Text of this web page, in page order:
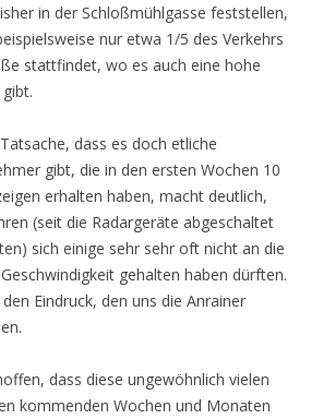
in der Schloßmühlgasse feststellen,
nur etwa 1/5 des Verkehrs
stattfindet, wo es auch eine hohe
dass es doch etliche
gibt, die in den ersten Wochen 10
erhalten haben, macht deutlich,
(seit die Radargeräte abgeschaltet
sich einige sehr sehr oft nicht an die
gehalten haben dürften.
Eindruck, den uns die Anrainer
dass diese ungewöhnlich vielen
kommenden Wochen und Monaten